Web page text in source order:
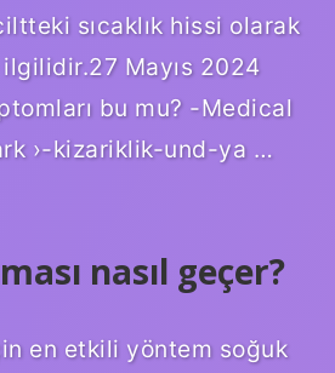
sıcaklık hissi olarak
Mayıs 2024
bu mu? -Medical
›-kizariklik-und-ya …
nasıl geçer?
en etkili yöntem soğuk